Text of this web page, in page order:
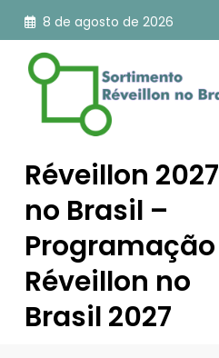
Pular
para
conteúdo
8 de agosto de 2026
Réveillon 2027
no Brasil –
Programação
Réveillon no
Brasil 2027